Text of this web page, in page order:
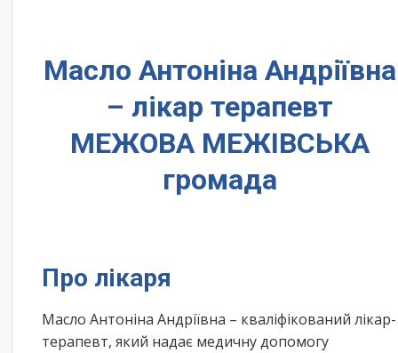
Масло Антоніна Андріївна
– лікар терапевт
МЕЖОВА МЕЖІВСЬКА
громада
Про лікаря
Масло Антоніна Андріївна – кваліфікований лікар-
терапевт, який надає медичну допомогу